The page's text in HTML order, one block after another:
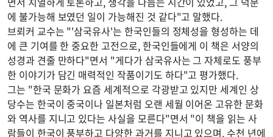
에 불가능해 보였던 일이 가능해진 것 같다"고 말했다.
브뢰커 교수는 "'삼국유사'는 한국인들의 정체성을 형성하는 데
에 큰 기여를 한 중요한 고전으로, 한국인들에게 이 책은 서양의
성경과 견줄 만하다"면서 "게다가 삼국유사는 그 자체로도 풍부
한 이야기가 담긴 매력적인 작품이기도 하다"고 평가했다.
그는 "한국 문화가 요즘 세계적으로 각광받고 있지만 세계인 상
당수는 한국이 중국이나 일본처럼 오랜 세월 이어온 고유한 문화
와 역사를 지니고 있다는 사실을 모른다"면서 "이 책을 읽는 사
람들이 한국이 풍부하고 다양한 과거를 지니고 있으며, 수천 년에